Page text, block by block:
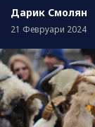
Дарик Смолян
21 Февруари 2024